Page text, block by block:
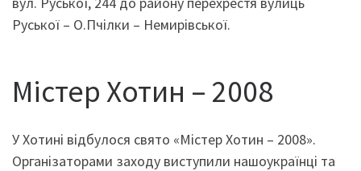
Руської – О.Пчілки – Немирівської.
Містер Хотин – 2008
У Хотині відбулося свято «Містер Хотин – 2008».
Організаторами заходу виступили нашоукраїнці та